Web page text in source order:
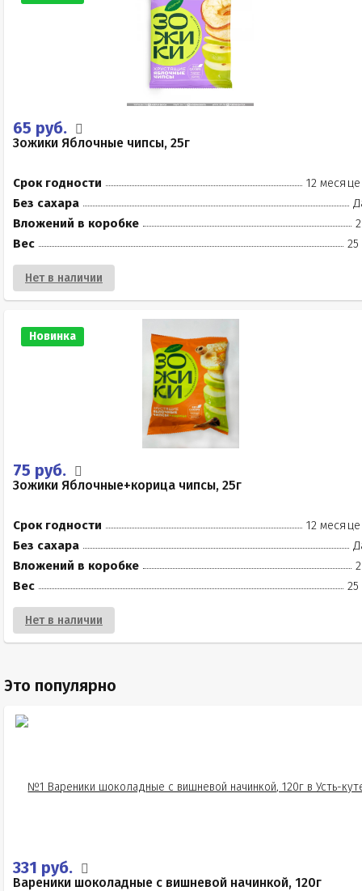
65 руб.
Зожики Яблочные чипсы, 25г
Срок годности
12
Без сахара
Вложений в коробке
Вес
25
Нет в наличии
Новинка
75 руб.
Зожики Яблочные+корица чипсы, 25г
Срок годности
12
Без сахара
Вложений в коробке
Вес
25
Нет в наличии
Это популярно
331 руб.
Вареники шоколадные с вишневой начинкой, 120г